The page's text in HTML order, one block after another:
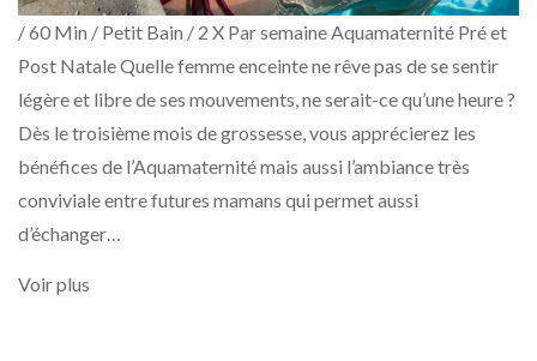
/ 60 Min / Petit Bain / 2 X Par semaine Aquamaternité Pré et
Post Natale Quelle femme enceinte ne rêve pas de se sentir
légère et libre de ses mouvements, ne serait-ce qu’une heure ?
Dès le troisième mois de grossesse, vous apprécierez les
bénéfices de l’Aquamaternité mais aussi l’ambiance très
conviviale entre futures mamans qui permet aussi
d’échanger…
Voir plus